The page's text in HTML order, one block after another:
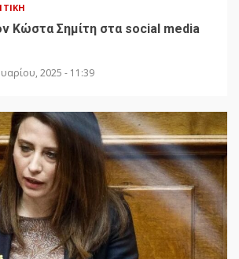
Κώστα Σημίτη στα social media
2025 - 11:39